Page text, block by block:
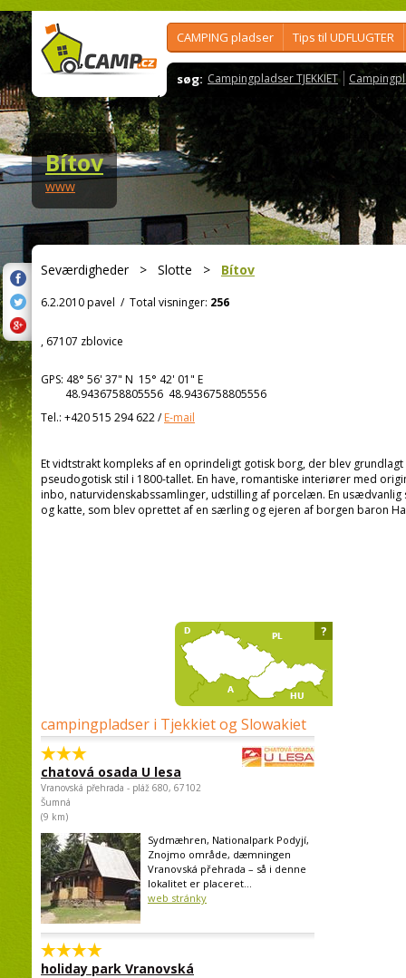
CAMPING pladser Tips til UDFLUGTER
søg: Campingpladser TJEKKIET
Bítov
www
Seværdigheder> Slotte > Bítov
6.2.2010 pavel / Total visninger: 256
, 67107 zblovice
GPS: 48° 56' 37" N 15° 42' 01" E
48.9436758805556 48.9436758805556
Tel.: +420 515 294 622/E-mail
Et vidtstrakt kompleks af en oprindeligt gotisk borg, der blev
pseudogotisk stil i 1800-tallet. En have, romantiske interiører med
inbo, naturvidenskabssamlinger, udstilling af porcelæn. En
og katte, som blev oprettet af en særling og ejeren af borgen baron
campingpladser i Tjekkiet og Slowakiet
chatová osada U lesa
Vranovská přehrada - pláž 680, 67102
Šumná
(9 km)
Sydmæhren, Nationalpark Podyjí,
Znojmo område, dæmningen
Vranovská přehrada – så i denne
lokalitet er placeret...
web stránky
holiday park Vranovská
?